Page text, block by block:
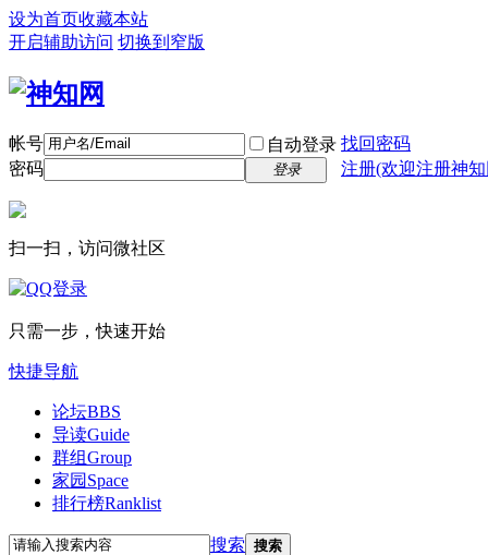
设为首页收藏本站
开启辅助访问 切换到窄版
帐号 自动登录 找回密码
密码
登录 注册(欢迎注册神
扫一扫，访问微社区
只需一步，快速开始
快捷导航
论坛BBS
导读Guide
群组Group
家园 Space
排行榜Ranklist
搜索 搜索